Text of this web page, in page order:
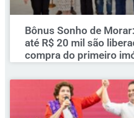
Bônus Sonho de
até R$ 20 mil são
compra do primeiro